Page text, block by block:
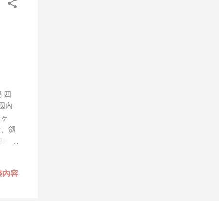
就
隊
可
初
乎
較
四
內
劔
峽谷
非
內容